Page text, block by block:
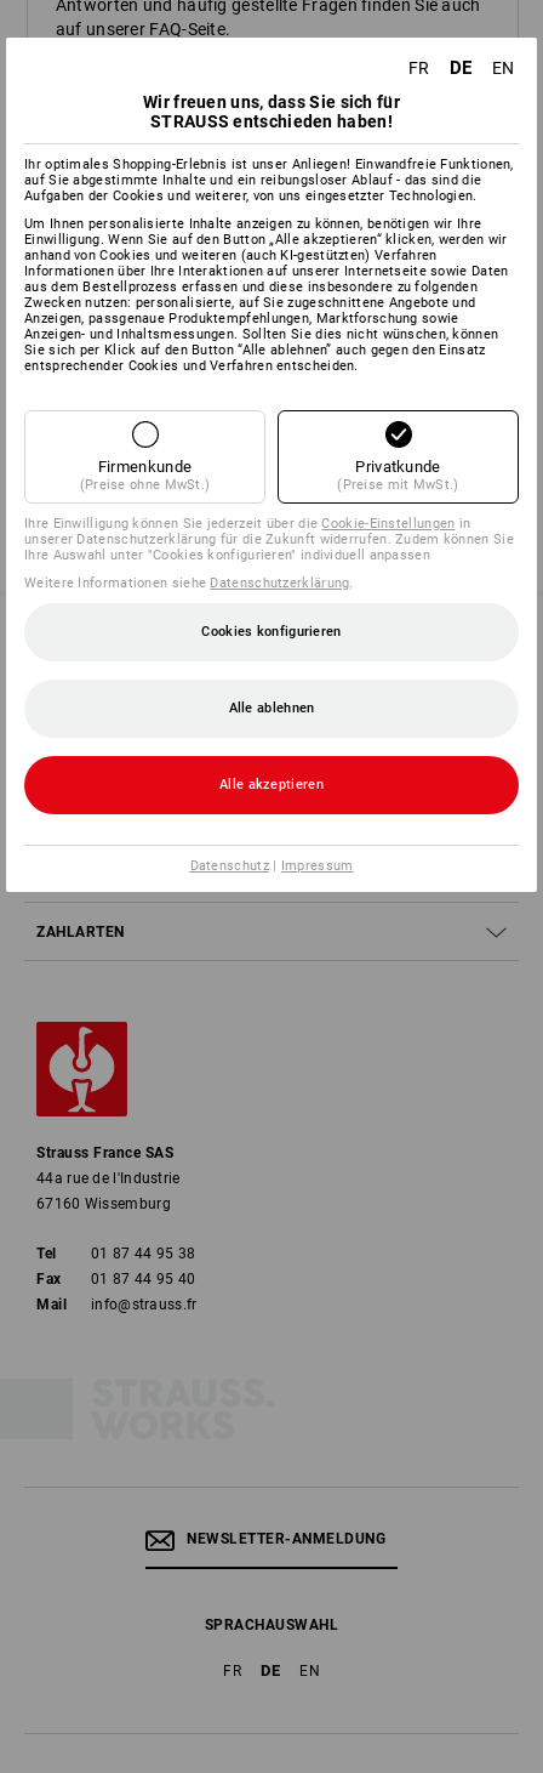
Antworten und häufig gestellte Fragen finden Sie auch
auf unserer FAQ-Seite.
zur FAQ-Seite
Service-Center
Bestellungen, Lieferauskünfte,
Beratung oder Service
für Werbeanbringung:
Montag bis Freitag
08.00 - 18.00 Uhr
Tel: 01 87 44 95 38
Fax: 01 87 44 95 40
info@strauss.fr
SERVICE
UNTERNEHMEN
ZAHLARTEN
Strauss France SAS
44a rue de l'Industrie
67160 Wissemburg
Tel
01 87 44 95 38
Fax
01 87 44 95 40
Mail
info@strauss.fr
NEWSLETTER-ANMELDUNG
SPRACHAUSWAHL
FR DE EN
FR DE
EN
Wir freuen uns, dass Sie sich für
STRAUSS entschieden haben!
Ihr optimales Shopping-Erlebnis ist unser Anliegen! Einwandfreie Funktionen,
auf Sie abgestimmte Inhalte und ein reibungsloser Ablauf - das sind die
Aufgaben der Cookies und weiterer, von uns eingesetzter Technologien.
Um Ihnen personalisierte Inhalte anzeigen zu können, benötigen wir Ihre
Einwilligung. Wenn Sie auf den Button „Alle akzeptieren“ klicken, werden wir
anhand von Cookies und weiteren (auch KI-gestützten) Verfahren
Informationen über Ihre Interaktionen auf unserer Internetseite sowie Daten
aus dem Bestellprozess erfassen und diese insbesondere zu folgenden
Zwecken nutzen: personalisierte, auf Sie zugeschnittene Angebote und
Anzeigen, passgenaue Produktempfehlungen, Marktforschung sowie
Anzeigen- und Inhaltsmessungen. Sollten Sie dies nicht wünschen, können
Sie sich per Klick auf den Button “Alle ablehnen” auch gegen den Einsatz
entsprechender Cookies und Verfahren entscheiden.
Firmenkunde
(Preise ohne MwSt.)
Privatkunde
(Preise mit MwSt.)
Ihre Einwilligung können Sie jederzeit über dieCookie-Einstellungen in
unserer Datenschutzerklärung für die Zukunft widerrufen. Zudem können Sie
Ihre Auswahl unter "Cookies konfigurieren" individuell anpassen
Weitere Informationen siehe Datenschutzerklärung.
Cookies konfigurieren
Alle ablehnen
Alle akzeptieren
Datenschutz| Impressum